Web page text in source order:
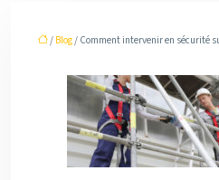
/ Blog/ Comment intervenir en sécurité